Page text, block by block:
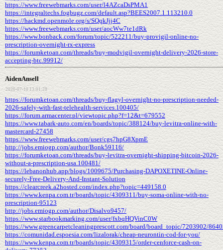
https://www.freewebmarks.com/user/l4AZcaDsPMA1
https://integraltechs.fogbugz.com/default.asp?BEES2007.1.113210.0
https://hackmd.openmole.org/s/SQqkJjj4C
https://www.freewebmarks.com/user/aocWw7te1dRk
https://www.bonback.com/forum/topic/522211/buy-provigil-online-no-
prescription-overnight-rx-express
https://forumketoan.com/threads/buy-modvigil-overnight-delivery-2026-store-
accepting-btc.99912/
AidenAnsell
2026-07-10 13:01:28
https://forumketoan.com/threads/buy-flagyl-overnight-no-prescription-needed-
2026-safely-with-fast-telehealth-services.100405/
https://forum.armacenter.pl/viewtopic.php?f=12&t=679552
https://www.tabark-auto.com/en/boards/topic/388124/buy-levitra-online-with-
mastercard-27458
https://www.freewebmarks.com/user/cgs7hpG8XpmE
http://jobs.emiogp.com/author/Bonk59116/
https://forumketoan.com/threads/buy-levitra-overnight-shipping-bitcoin-2026-
without-a-prescription-usa.100481/
https://lebanonhub.app/blogs/1009675/Purchasing-DAPOXETINE-Online-
securely-Free-Delivery-And-Instant-Solution
https://clearcreek.a2hosted.com/index.php?topic=449158.0
https://www.kenpa.com.tr/boards/topic/4309311/buy-soma-online-with-no-
prescription-95123
http://jobs.emiogp.com/author/Disalvo9457/
https://www.starbookmarking.com/user/fxbqHQVinC0W
https://www.greencarpetcleaningprescott.com/board/board_topic/7203902/
https://comunidad.espoesia.com/lizalorak/cheap-neurontin-cod-for-you/
https://www.kenpa.com.tr/boards/topic/4309315/order-cenforce-cash-on-